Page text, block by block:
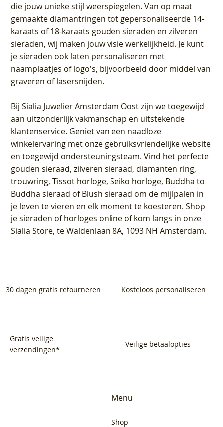
die jouw unieke stijl weerspiegelen. Van op maat
gemaakte diamantringen tot gepersonaliseerde 14-
karaats of 18-karaats gouden sieraden en zilveren
sieraden, wij maken jouw visie werkelijkheid. Je kunt
je sieraden ook laten personaliseren met
naamplaatjes of logo's, bijvoorbeeld door middel van
graveren of lasersnijden.
BijSialia Juwelier Amsterdam Oostzijn we toegewijd
aan uitzonderlijk vakmanschap en uitstekende
klantenservice. Geniet van een naadloze
winkelervaring met onze gebruiksvriendelijke website
en toegewijd ondersteuningsteam. Vind het perfecte
gouden sieraad, zilveren sieraad, diamanten ring,
trouwring, Tissot horloge, Seiko horloge, Buddha to
Buddha sieraad of Blush sieraad om de mijlpalen in
je leven te vieren en elk moment te koesteren. Shop
je sieraden of horloges online of kom langs in onze
Sialia Store, te Waldenlaan 8A, 1093 NH Amsterdam.
30 dagen gratis retourneren Kosteloos personaliseren
Gratis veilige
verzendingen*
Veilige betaalopties
Menu
Shop